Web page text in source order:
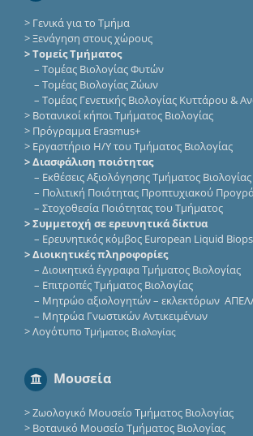
> Γενικά για το Τμήμα
>Ξενάγηση στους χώρους
> Τομείς Τμήματος
– Τομέας Βιολογίας Φυτών
– Τομέας Βιολογίας Ζώων
– Τομέας Γενετικής Βιολογίας Κυττάρου &
> Βοτανικοί κήποι Τμήματος Βιολογίας
> Πρόγραμμα Erasmus+
> Εργαστήριο Η/Υ του Τμήματος Βιολογίας
> Διασφάλιση ποιότητας
– Εκθέσεις Αξιολόγησης Τμήματος Βιολογίας
– Πολιτική Ποιότητας Προπτυχιακού
– Στοχοθεσία Ποιότητας του Τμήματος
> Συμμετοχή σε ερευνητικά δίκτυα
– Eρευνητικός κόμβος European Liquid
> Διοικητικές πληροφορίες
– Διοικητικά έγγραφα Τμήματος Βιολογίας
– Επιτροπές Τμήματος Βιολογίας
– Μητρώο αξιολογητών – εκλεκτόρων
– Μητρώα Γνωστικών Αντικειμένων
>Λογότυπο Τμήματος Βιολογίας
Μουσεία
>Ζωολογικό Μουσείο Τμήματος Βιολογίας
> Βοτανικό Μουσείο Τμήματος Βιολογίας